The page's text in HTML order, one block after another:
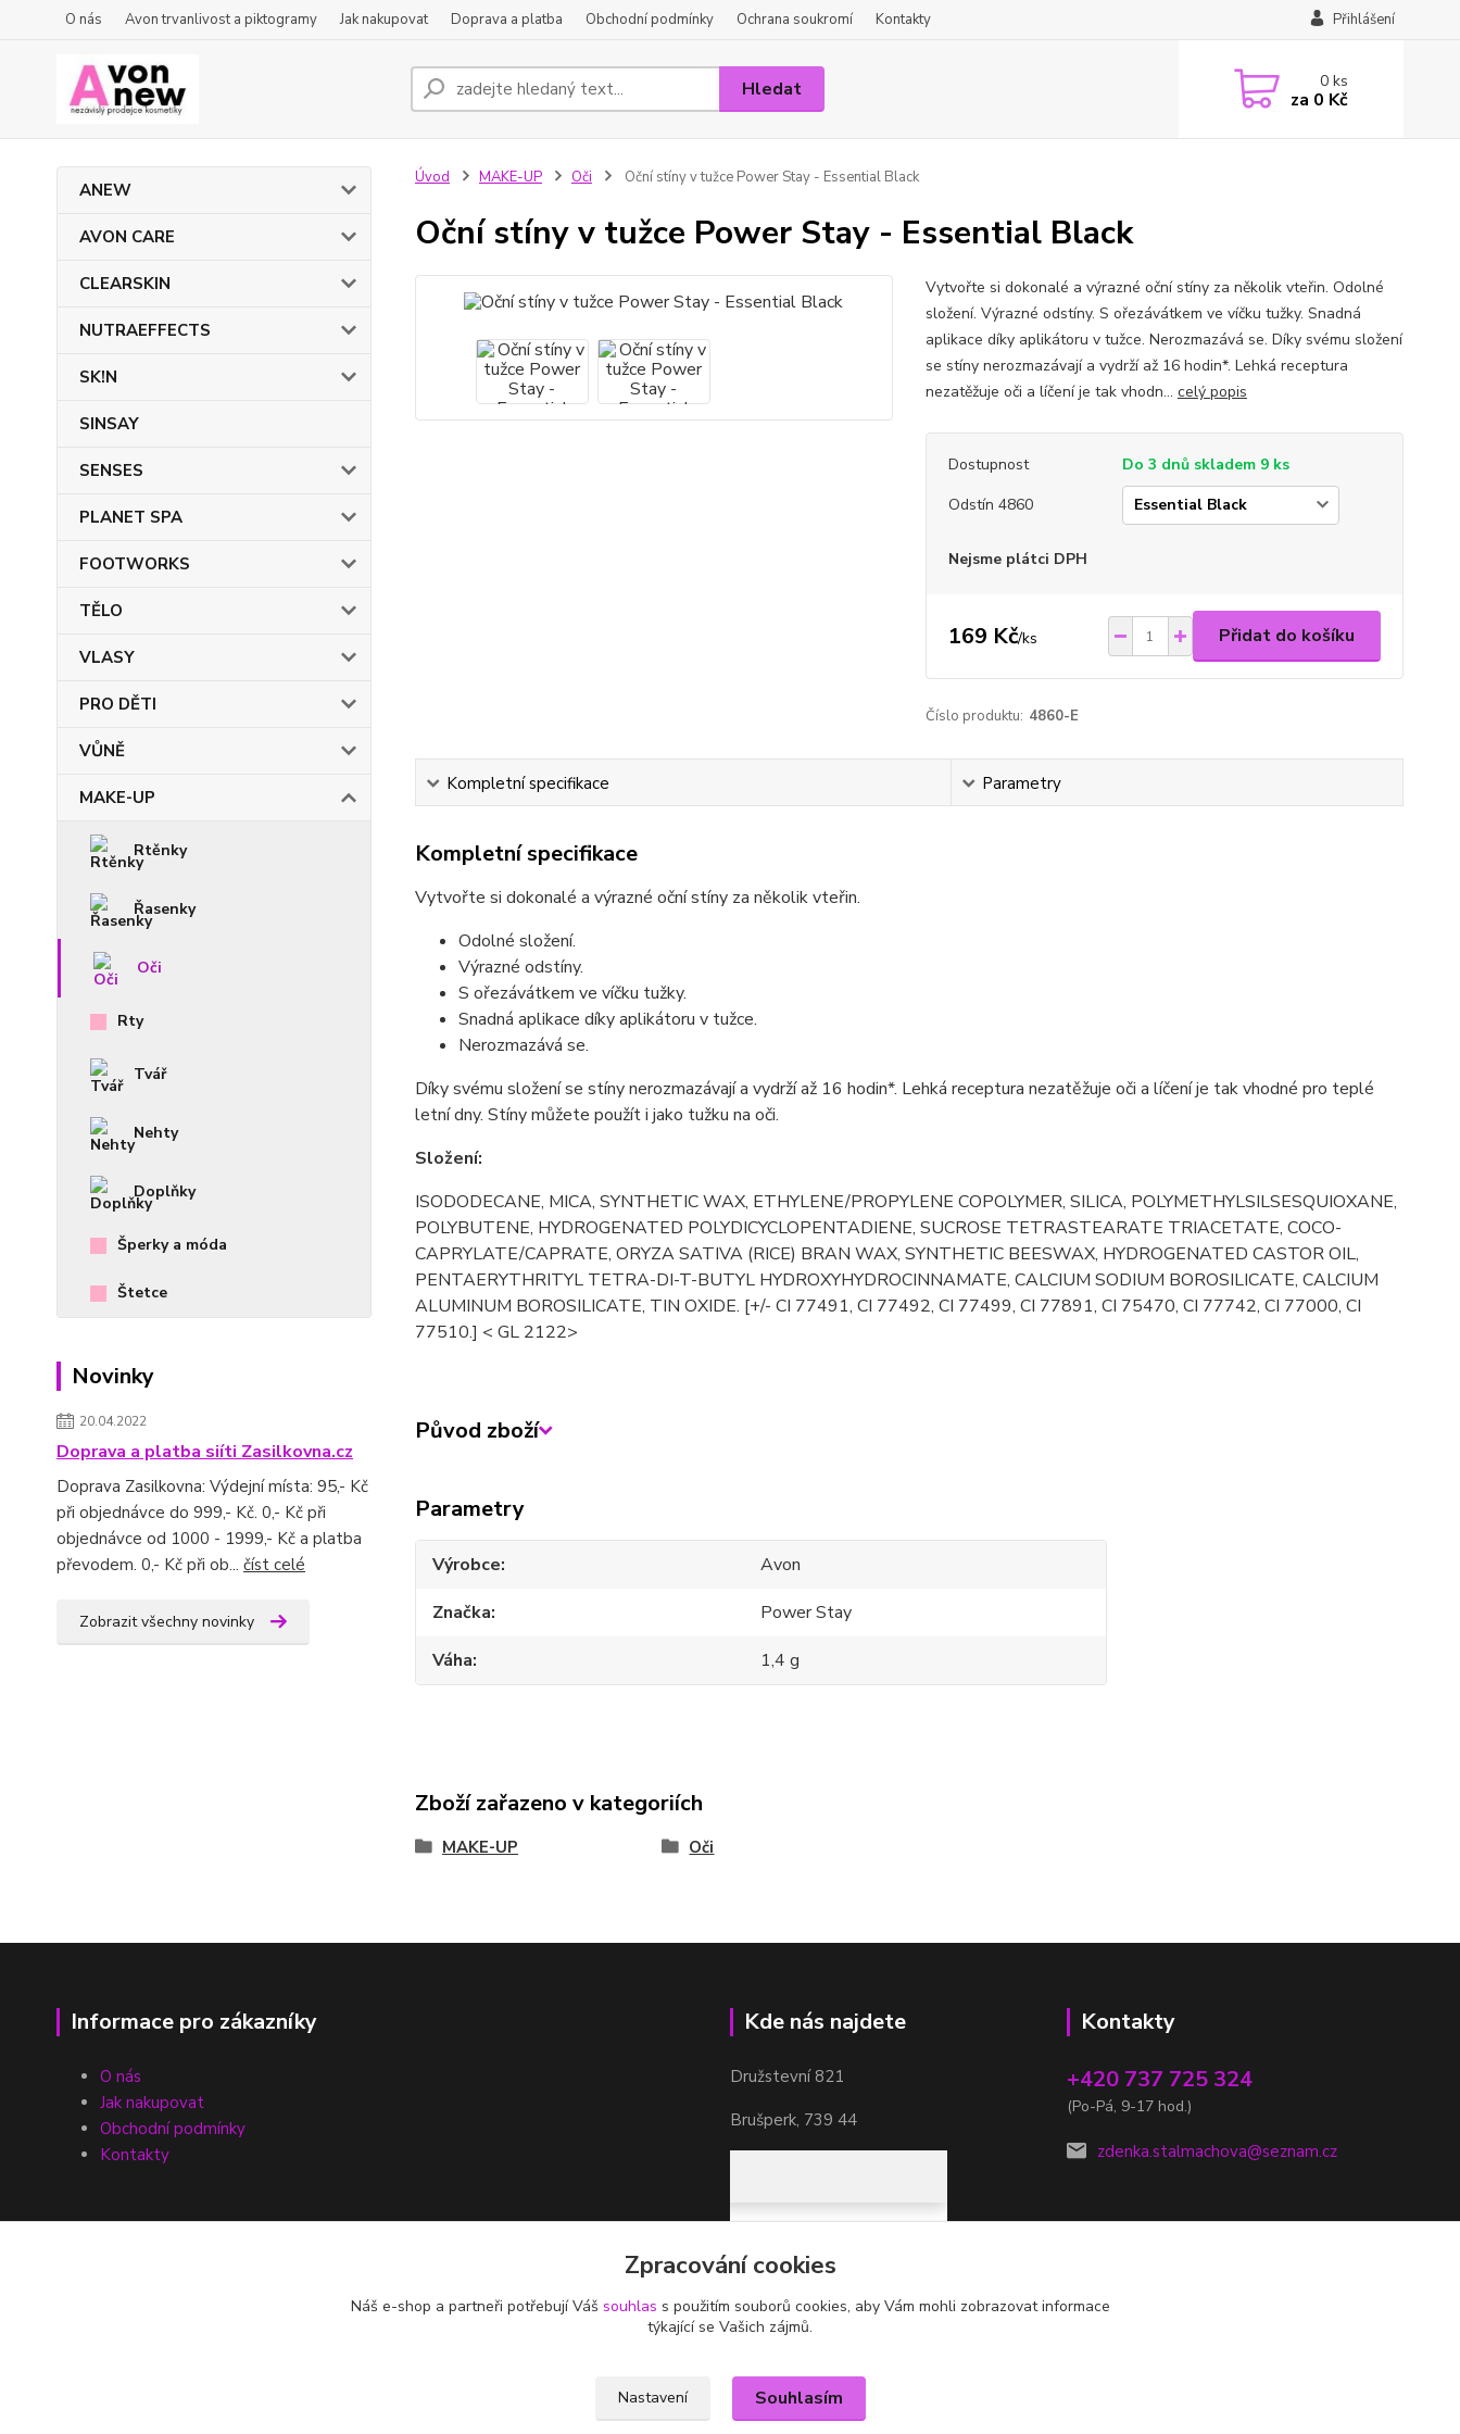
O nás Avon trvanlivost a piktogramy Jak nakupovat Doprava a platba Obchodní podmínky Ochrana soukromí Kontakty Přihlášení
Hledat 0ks
za 0 Kč
ANEW
AVON CARE
CLEARSKIN
NUTRAEFFECTS
SK!N
SINSAY
SENSES
PLANET SPA
FOOTWORKS
TĚLO
VLASY
PRO DĚTI
VŮNĚ
MAKE-UP
Rtěnky
Řasenky
Oči
Rty
Tvář
Nehty
Doplňky
Šperky a móda
Štetce
Novinky
20.04.2022
Doprava a platba siíti Zasilkovna.cz
Doprava Zasilkovna: Výdejní místa: 95,- Kč
při objednávce do 999,- Kč. 0,- Kč při
objednávce od 1000 - 1999,- Kč a platba
převodem. 0,- Kč při ob... číst celé
Zobrazit všechny novinky
Úvod MAKE-UP Oči Oční stíny v tužce Power Stay - Essential Black
Oční stíny v tužce Power Stay - Essential Black
Vytvořte si dokonalé a výrazné oční stíny za několik vteřin. Odolné
složení. Výrazné odstíny. S ořezávátkem ve víčku tužky. Snadná
aplikace díky aplikátoru v tužce. Nerozmazává se. Díky svému složení
se stíny nerozmazávají a vydrží až 16 hodin*. Lehká receptura
nezatěžuje oči a líčení je tak vhodn... celý popis
Dostupnost
Do 3 dnů skladem 9 ks
Odstín 4860
Nejsme plátci DPH
169 Kč/ks Přidat do košíku
Číslo produktu: 4860-E
Kompletní specifikace Parametry
Kompletní specifikace
Vytvořte si dokonalé a výrazné oční stíny za několik vteřin.
Odolné složení.
Výrazné odstíny.
S ořezávátkem ve víčku tužky.
Snadná aplikace díky aplikátoru v tužce.
Nerozmazává se.
Díky svému složení se stíny nerozmazávají a vydrží až 16 hodin*. Lehká receptura nezatěžuje oči a líčení je tak vhodné pro teplé
letní dny. Stíny můžete použít i jako tužku na oči.
Složení:
ISODODECANE, MICA, SYNTHETIC WAX, ETHYLENE/PROPYLENE COPOLYMER, SILICA, POLYMETHYLSILSESQUIOXANE,
POLYBUTENE, HYDROGENATED POLYDICYCLOPENTADIENE, SUCROSE TETRASTEARATE TRIACETATE, COCO-
CAPRYLATE/CAPRATE, ORYZA SATIVA (RICE) BRAN WAX, SYNTHETIC BEESWAX, HYDROGENATED CASTOR OIL,
PENTAERYTHRITYL TETRA-DI-T-BUTYL HYDROXYHYDROCINNAMATE, CALCIUM SODIUM BOROSILICATE, CALCIUM
ALUMINUM BOROSILICATE, TIN OXIDE. [+/- CI 77491, CI 77492, CI 77499, CI 77891, CI 75470, CI 77742, CI 77000, CI
77510.] < GL 2122>
Původ zboží
Parametry
Výrobce
Avon
Značka
Power Stay
Váha
1,4 g
Zboží zařazeno v kategoriích
MAKE-UP Oči
Informace pro zákazníky
O nás
Jak nakupovat
Obchodní podmínky
Kontakty
Kde nás najdete
Družstevní 821
Brušperk, 739 44
Kontakty
+420 737 725 324
(Po-Pá, 9-17 hod.)
zdenka.stalmachova@seznam.cz
Zpracování cookies
Náš e-shop a partneři potřebují Váš souhlas s použitím souborů cookies, aby Vám mohli zobrazovat informace
týkající se Vašich zájmů.
Nastavení Souhlasím